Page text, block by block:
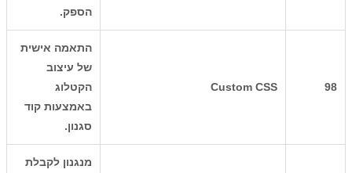
הספק.
98
Custom CSS
התאמה אישית
של עיצוב
הקטלוג
באמצעות קוד
סגנון.
מנגנון לקבלת